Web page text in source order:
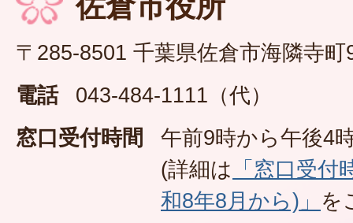
〒285-8501 千葉県佐倉市海隣寺町
電話
043-484-1111（代）
窓口受付時間
午前9時から午後4
(詳細は 「窓口受
和8年8月から)」 を